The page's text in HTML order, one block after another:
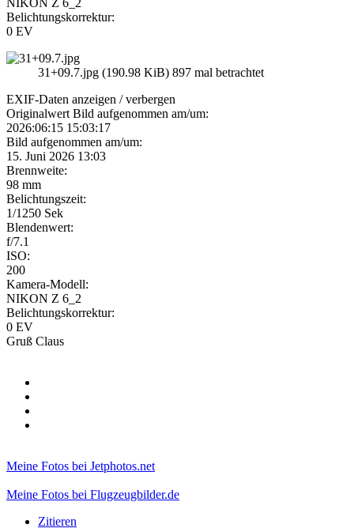
Belichtungskorrektur:
0 EV
31+09.7.jpg (190.98 KiB) 897 mal betrachtet
EXIF-Daten anzeigen / verbergen
Originalwert Bild aufgenommen am/um:
2026:06:15 15:03:17
Bild aufgenommen am/um:
15. Juni 2026 13:03
Brennweite:
98 mm
Belichtungszeit:
1/1250 Sek
Blendenwert:
f/7.1
ISO:
200
Kamera-Modell:
NIKON Z 6_2
Belichtungskorrektur:
0 EV
Gruß Claus
Meine Fotos bei Jetphotos.net
Meine Fotos bei Flugzeugbilder.de
Zitieren